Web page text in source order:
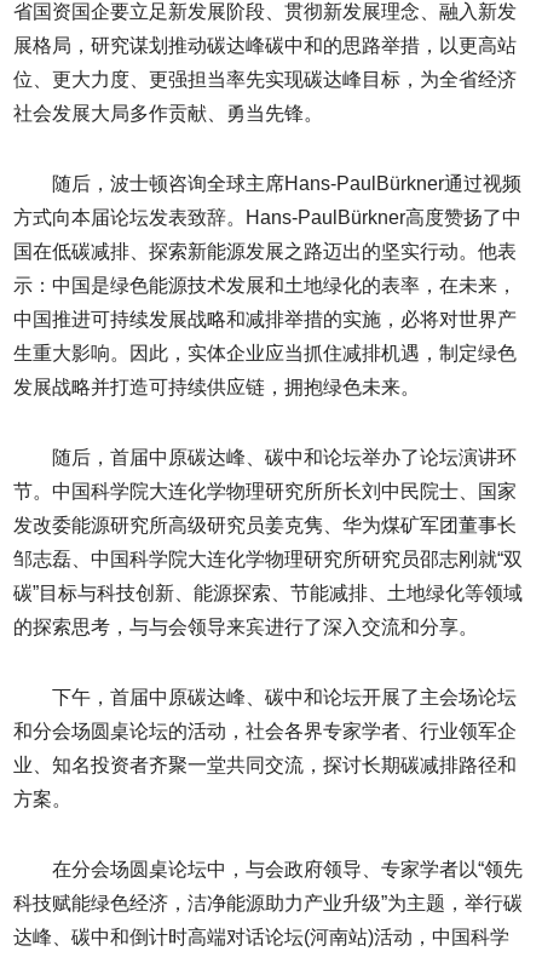
省国资国企要立足新发展阶段、贯彻新发展理念、融入新发
展格局，研究谋划推动碳达峰碳中和的思路举措，以更高站
位、更大力度、更强担当率先实现碳达峰目标，为全省经济
社会发展大局多作贡献、勇当先锋。
随后，波士顿咨询全球主席Hans-PaulBürkner通过视频
方式向本届论坛发表致辞。Hans-PaulBürkner高度赞扬了中
国在低碳减排、探索新能源发展之路迈出的坚实行动。他表
示：中国是绿色能源技术发展和土地绿化的表率，在未来，
中国推进可持续发展战略和减排举措的实施，必将对世界产
生重大影响。因此，实体企业应当抓住减排机遇，制定绿色
发展战略并打造可持续供应链，拥抱绿色未来。
随后，首届中原碳达峰、碳中和论坛举办了论坛演讲环
节。中国科学院大连化学物理研究所所长刘中民院士、国家
发改委能源研究所高级研究员姜克隽、华为煤矿军团董事长
邹志磊、中国科学院大连化学物理研究所研究员邵志刚就“双
碳”目标与科技创新、能源探索、节能减排、土地绿化等领域
的探索思考，与与会领导来宾进行了深入交流和分享。
下午，首届中原碳达峰、碳中和论坛开展了主会场论坛
和分会场圆桌论坛的活动，社会各界专家学者、行业领军企
业、知名投资者齐聚一堂共同交流，探讨长期碳减排路径和
方案。
在分会场圆桌论坛中，与会政府领导、专家学者以“领先
科技赋能绿色经济，洁净能源助力产业升级”为主题，举行碳
达峰、碳中和倒计时高端对话论坛(河南站)活动，中国科学